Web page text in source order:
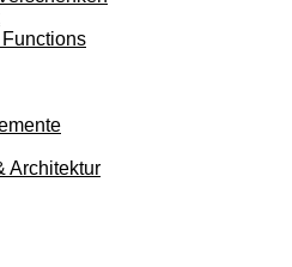
Architektur